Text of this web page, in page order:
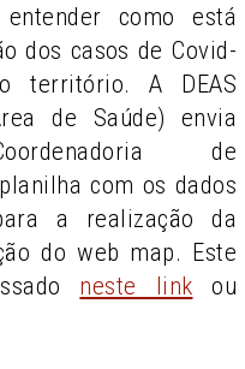
como está
dos casos de Covid-
território. A DEAS
de Saúde) envia
de
com os dados
a realização da
do web map. Este
neste link ou